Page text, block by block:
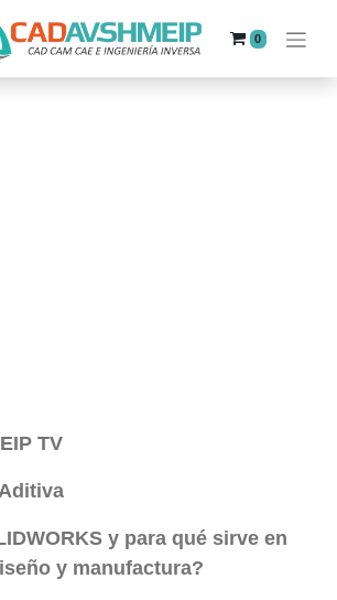
0
TV
y para qué sirve en
y manufactura?